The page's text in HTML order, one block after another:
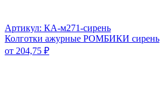
Артикул: КА-м271-сирень
Колготки ажурные РОМБИКИ сирень
от 204,75 ₽